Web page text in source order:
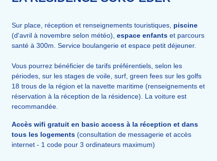
Sur place, réception et renseignements touristiques, piscine
(d'avril à novembre selon météo), espace enfants et parcours
santé à 300m. Service boulangerie et espace petit déjeuner.
Vous pourrez bénéficier de tarifs préférentiels, selon les
périodes, sur les stages de voile, surf, green fees sur les golfs
18 trous de la région et la navette maritime (renseignements et
réservation à la réception de la résidence). La voiture est
recommandée.
Accès wifi gratuit en basic access à la réception et dans
tous les logements (consultation de messagerie et accès
internet - 1 code pour 3 ordinateurs maximum)